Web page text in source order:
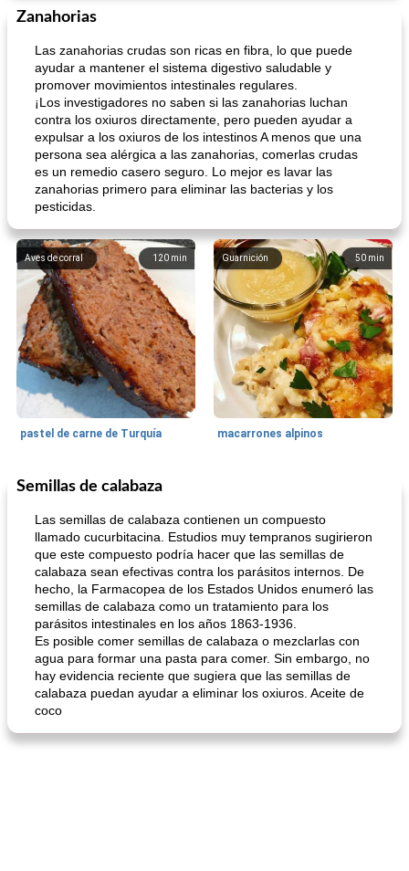
Zanahorias
Las zanahorias crudas son ricas en fibra, lo que puede
ayudar a mantener el sistema digestivo saludable y
promover movimientos intestinales regulares.
¡Los investigadores no saben si las zanahorias luchan
contra los oxiuros directamente, pero pueden ayudar a
expulsar a los oxiuros de los intestinos A menos que una
persona sea alérgica a las zanahorias, comerlas crudas
es un remedio casero seguro. Lo mejor es lavar las
zanahorias primero para eliminar las bacterias y los
pesticidas.
120 min
Aves de corral
pastel de carne de Turquía
50 min
Guarnición
macarrones alpinos
215
Cocina del mundo
mochi fácil Salsa de salchicha picante
Semillas de calabaza
Las semillas de calabaza contienen un compuesto
llamado cucurbitacina. Estudios muy tempranos sugirieron
que este compuesto podría hacer que las semillas de
calabaza sean efectivas contra los parásitos internos. De
hecho, la Farmacopea de los Estados Unidos enumeró las
semillas de calabaza como un tratamiento para los
parásitos intestinales en los años 1863-1936.
Es posible comer semillas de calabaza o mezclarlas con
agua para formar una pasta para comer. Sin embargo, no
hay evidencia reciente que sugiera que las semillas de
calabaza puedan ayudar a eliminar los oxiuros. Aceite de
coco